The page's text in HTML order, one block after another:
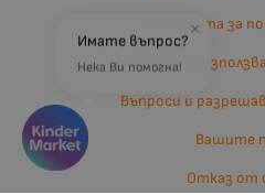
Политиката за
Политика за
Въпроси и
Вашите
Отказ от
×
Имате въпрос?
Нека Ви помогна!